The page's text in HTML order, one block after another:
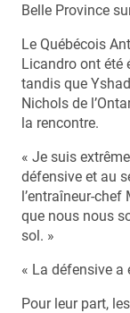
Belle Province
Le Québécois
Licandro ont été
tandis que
Nichols de
la rencontre.
« Je suis
défensive et au
l’entraîneur-
que nous nous
sol. »
« La défensive a
Pour leur part,